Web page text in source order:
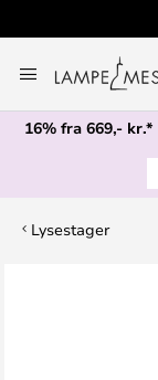
to
Content
16% fra 669,- kr.*
Lysestager